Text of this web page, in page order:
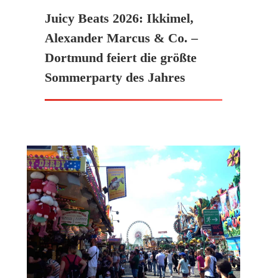
Juicy Beats 2026: Ikkimel,
Alexander Marcus & Co. –
Dortmund feiert die größte
Sommerparty des Jahres